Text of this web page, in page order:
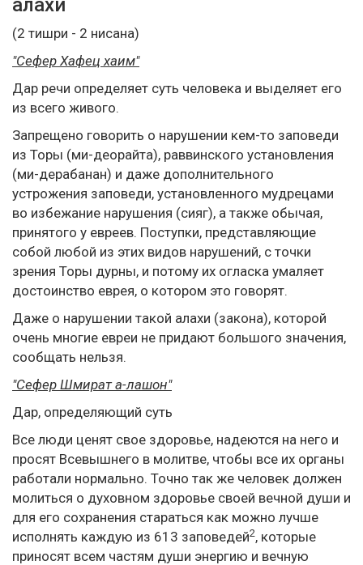
алахи
(2 тишри - 2 нисана)
"Сефер Хафец хаим"
Дар речи определяет суть человека и выделяет его
из всего живого.
Запрещено говорить о нарушении кем-то заповеди
из Торы (ми-деорайта), раввинского установления
(ми-дерабанан) и даже дополнительного
устрожения заповеди, установленного мудрецами
во избежание нарушения (сияг), а также обычая,
принятого у евреев. Поступки, представляющие
собой любой из этих видов нарушений, с точки
зрения Торы дурны, и потому их огласка умаляет
достоинство еврея, о котором это говорят.
Даже о нарушении такой алахи (закона), которой
очень многие евреи не придают большого значения,
сообщать нельзя.
"Сефер Шмират а-лашон"
Дар, определяющий суть
Все люди ценят свое здоровье, надеются на него и
просят Всевышнего в молитве, чтобы все их органы
работали нормально. Точно так же человек должен
молиться о духовном здоровье своей вечной души и
для его сохранения стараться как можно лучше
исполнять каждую из 613 заповедей2, которые
приносят всем частям души энергию и вечную